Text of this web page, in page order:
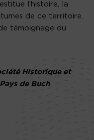
l’histoire, la
de ce territoire.
témoignage du
Historique et
de Buch